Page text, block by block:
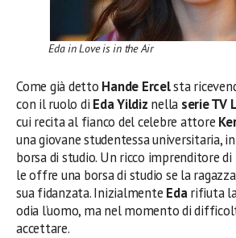
Eda in Love is in the Air
Come già detto Hande Ercelsta
con il ruolo di Eda Yildiz nella serie TV
cui recita al fianco del celebre attore
una giovane studentessa universitaria,
borsa di studio. Un ricco imprenditore di
le offre una borsa di studio se la
sua fidanzata. Inizialmente Edarifiuta
odia l’uomo, ma nel momento di
accettare.